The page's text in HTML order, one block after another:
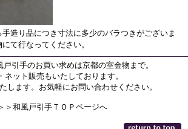
造り品につき寸法に多少のバラつきがございま
て行なってください。
引手のお買い求めは京都の室金物まで。
ネット販売もいたしております。
します。お気軽にお問い合わせください。
＞和風戸引手ＴＯＰページへ